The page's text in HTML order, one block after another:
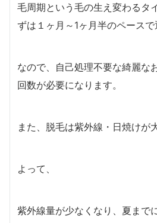
毛周期という毛の生え変わるタ
ずは１ヶ月～1ヶ月半のペース
なので、自己処理不要な綺麗な
回数が必要になります。
また、脱毛は紫外線・日焼けが
よって、
紫外線量が少なくなり、夏まで